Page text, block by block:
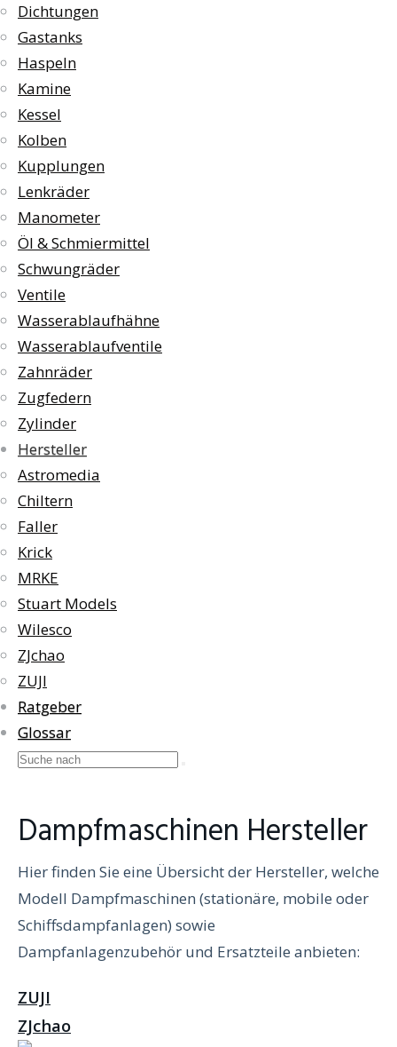
Dichtungen
Gastanks
Haspeln
Kamine
Kessel
Kolben
Kupplungen
Lenkräder
Manometer
Öl & Schmiermittel
Schwungräder
Ventile
Wasserablaufhähne
Wasserablaufventile
Zahnräder
Zugfedern
Zylinder
Hersteller
Astromedia
Chiltern
Faller
Krick
MRKE
Stuart Models
Wilesco
ZJchao
ZUJI
Ratgeber
Glossar
Dampfmaschinen Hersteller
Hier finden Sie eine Übersicht der Hersteller, welche
Modell Dampfmaschinen (stationäre, mobile oder
Schiffsdampfanlagen) sowie
Dampfanlagenzubehör und Ersatzteile anbieten:
ZUJI
ZJchao